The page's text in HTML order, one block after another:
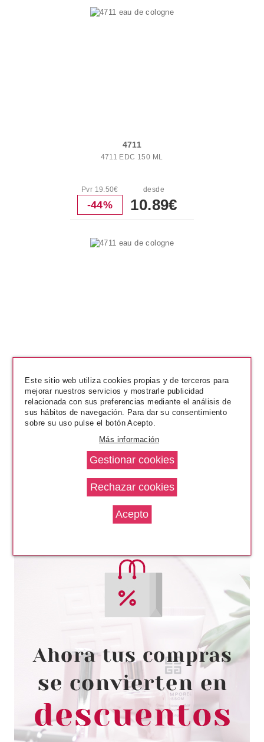
4711
4711 EDC 150 ML
Pvr 19.50€
-44%
desde
10.89€
4711 EDC 20 ML VP
Pvr 6.95€
-51%
desde
3.40€
PRODUCTOS RELACIONADOS
4711
4711 JABON 100 GR.
Pvr 11.00€
-71%
desde
3.15€
Este sitio web utiliza cookies propias y de terceros para
mejorar nuestros servicios y mostrarle publicidad
relacionada con sus preferencias mediante el análisis de
sus hábitos de navegación. Para dar su consentimiento
sobre su uso pulse el botón Acepto.
Más información